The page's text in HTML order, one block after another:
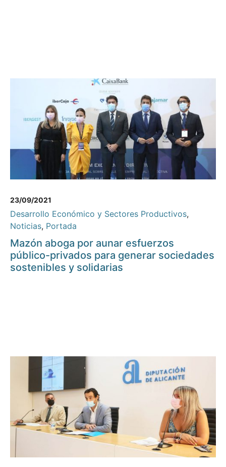
23/09/2021
Desarrollo Económico y Sectores Productivos,
Noticias, Portada
Mazón aboga por aunar esfuerzos
público-privados para generar sociedades
sostenibles y solidarias